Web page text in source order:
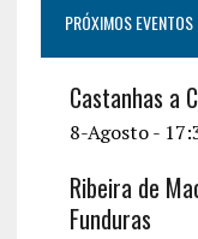
PRÓXIMOS EVENTOS
Castanhas a
8-Agosto -
Ribeira de
Funduras